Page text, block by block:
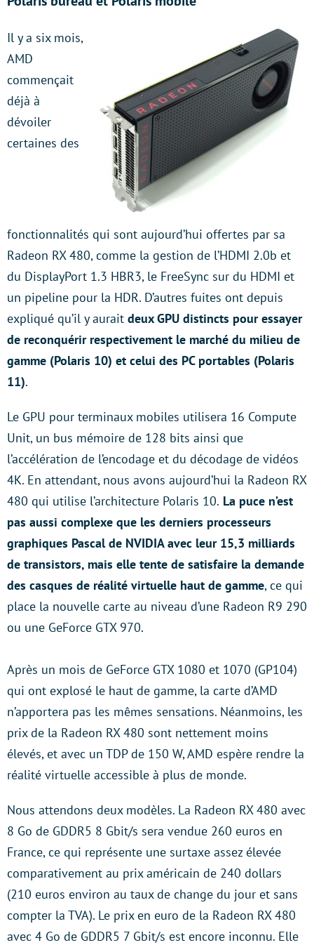
Il y a six mois,
AMD
commençait
déjà à
dévoiler
certaines des
fonctionnalités qui sont aujourd’hui offertes par sa
Radeon RX 480, comme la gestion de l’HDMI 2.0b et
du DisplayPort 1.3 HBR3, le FreeSync sur du HDMI et
un pipeline pour la HDR. D’autres fuites ont depuis
expliqué qu’il y aurait deux GPU distincts pour essayer
de reconquérir respectivement le marché du milieu de
gamme (Polaris 10) et celui des PC portables (Polaris
11).
Le GPU pour terminaux mobiles utilisera 16 Compute
Unit, un bus mémoire de 128 bits ainsi que
l’accélération de l’encodage et du décodage de vidéos
4K. En attendant, nous avons aujourd’hui la Radeon RX
480 qui utilise l’architecture Polaris 10. La puce n’est
pas aussi complexe que les derniers processeurs
graphiques Pascal de NVIDIA avec leur 15,3 milliards
de transistors, mais elle tente de satisfaire la demande
des casques de réalité virtuelle haut de gamme, ce qui
place la nouvelle carte au niveau d’une Radeon R9 290
ou une GeForce GTX 970.
Après un mois de GeForce GTX 1080 et 1070 (GP104)
qui ont explosé le haut de gamme, la carte d’AMD
n’apportera pas les mêmes sensations. Néanmoins, les
prix de la Radeon RX 480 sont nettement moins
élevés, et avec un TDP de 150 W, AMD espère rendre la
réalité virtuelle accessible à plus de monde.
Nous attendons deux modèles. La Radeon RX 480 avec
8 Go de GDDR5 8 Gbit/s sera vendue 260 euros en
France, ce qui représente une surtaxe assez élevée
comparativement au prix américain de 240 dollars
(210 euros environ au taux de change du jour et sans
compter la TVA). Le prix en euro de la Radeon RX 480
avec 4 Go de GDDR5 7 Gbit/s est encore inconnu. Elle